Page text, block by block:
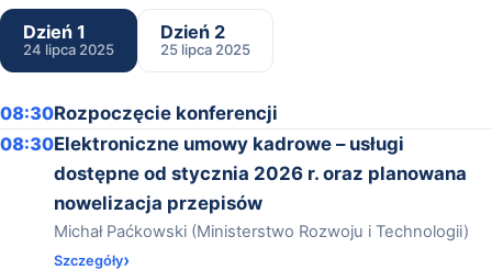
Dzień 1
24 lipca 2025
Dzień 2
25 lipca 2025
08:30Rozpoczęcie konferencji
08:30Elektroniczne umowy kadrowe – usługi
dostępne od stycznia 2026 r. oraz planowana
nowelizacja przepisów
Michał Paćkowski (Ministerstwo Rozwoju i Technologii)
Szczegóły